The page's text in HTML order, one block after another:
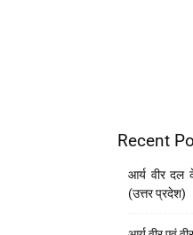
Recent
आर्य वीर दल के
(उत्तर प्रदेश)